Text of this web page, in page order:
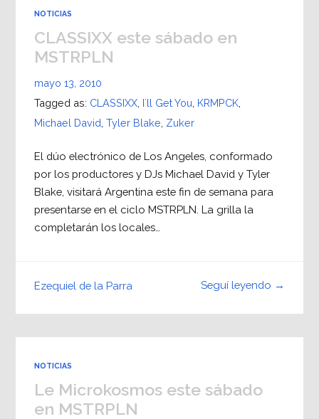
NOTICIAS
CLASSIXX este sábado en
MSTRPLN
mayo 13, 2010
Tagged as: CLASSIXX, I´ll Get You KRMPCK,
Michael David Tyler Blake Zuker
El dúo electrónico de Los Angeles, conformado
por los productores y DJs Michael David y Tyler
Blake, visitará Argentina este fin de semana para
presentarse en el ciclo MSTRPLN. La grilla la
completarán los locales…
Seguí leyendo →
Ezequiel de la Parra
NOTICIAS
Le Microkosmos este sábado
en MSTRPLN